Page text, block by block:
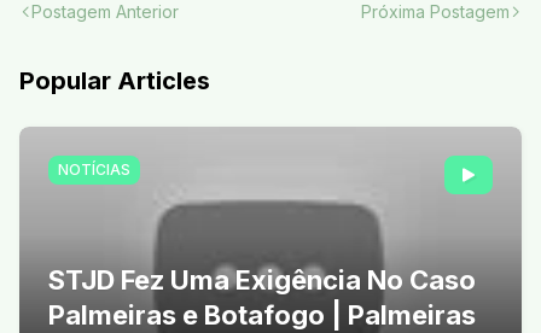
Postagem Anterior Próxima Postagem
Popular Articles
NOTÍCIAS
STJD Fez Uma Exigência No Caso
Palmeiras e Botafogo | Palmeiras